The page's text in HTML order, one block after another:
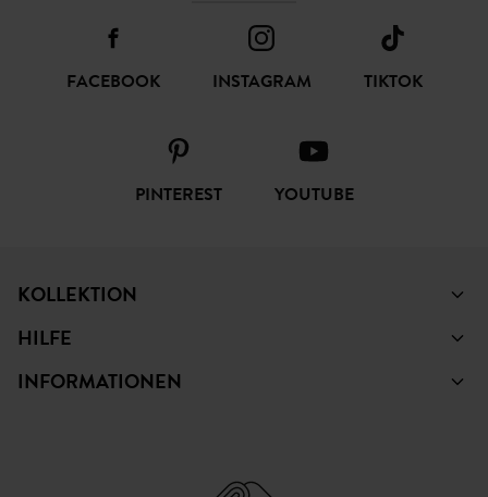
FACEBOOK INSTAGRAM TIKTOK
PINTEREST YOUTUBE
KOLLEKTION
HILFE
INFORMATIONEN